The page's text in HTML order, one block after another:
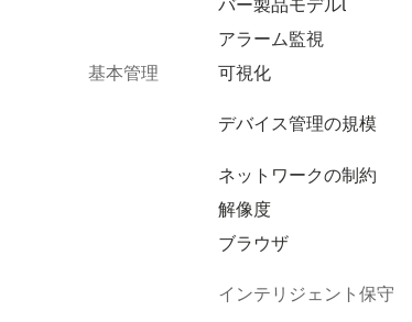
基本管理
バー製品モデルl
アラーム監視
可視化
デバイス管理の規模
ネットワークの制約
解像度
ブラウザ
インテリジェント保守